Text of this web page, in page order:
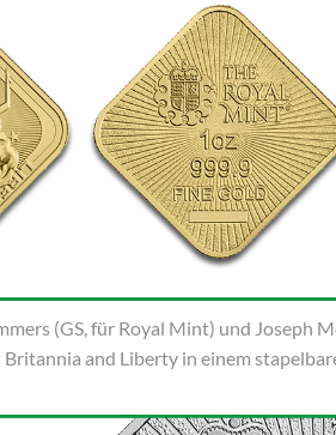
(GS, für Royal Mint) und Joseph
and Liberty in einem